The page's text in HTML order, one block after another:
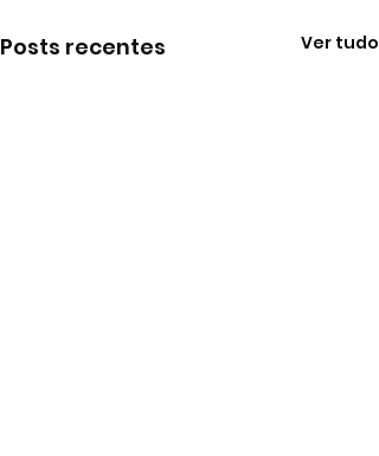
Posts recentes Ver tudo